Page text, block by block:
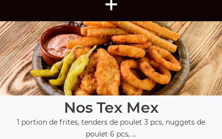
Nos Tex Mex
1 portion de frites, tenders de poulet 3 pcs, nuggets de
poulet 6 pcs, ...